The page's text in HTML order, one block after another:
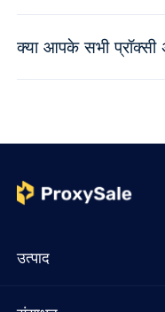
क्या आपके सभी प्रॉक्सी
उत्पाद